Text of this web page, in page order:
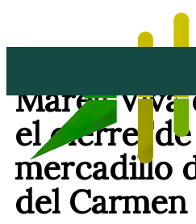
Marea Viva
el cierre
mercadillo
del Carmen